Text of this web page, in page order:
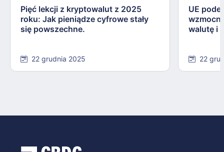
Pięć lekcji z kryptowalut z 2025
roku: Jak pieniądze cyfrowe stały
się powszechne.
22 grudnia 2025
UE
walutę i
22